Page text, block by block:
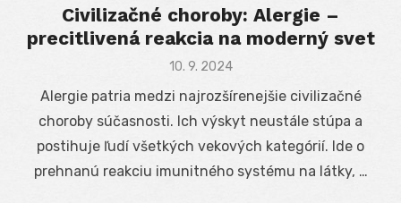
Civilizačné choroby: Alergie –
precitlivená reakcia na moderný svet
Posted
10. 9. 2024
Alergie patria medzi najrozšírenejšie civilizačné
choroby súčasnosti. Ich výskyt neustále stúpa a
postihuje ľudí všetkých vekových kategórií. Ide o
prehnanú reakciu imunitného systému na látky, …